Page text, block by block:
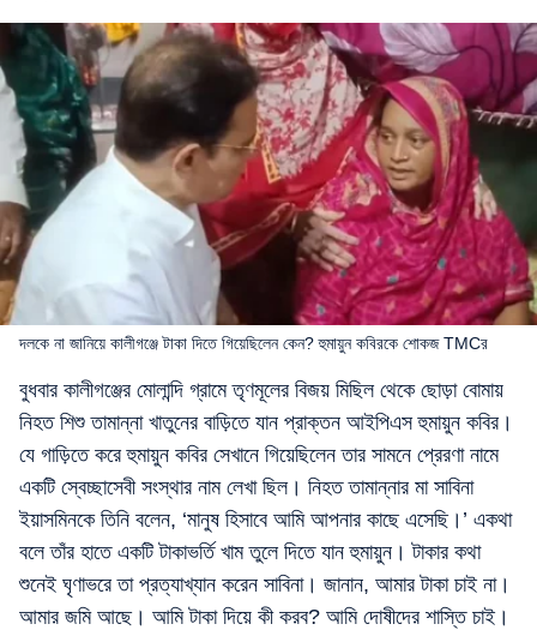
দলকে না জানিয়ে কালীগঞ্জে টাকা দিতে গিয়েছিলেন কেন? হুমায়ুন কবিরকে শোকজ TMCর
বুধবার কালীগঞ্জের মোলান্দি গ্রামে তৃণমূলের বিজয় মিছিল থেকে ছোড়া বোমায়
নিহত শিশু তামান্না খাতুনের বাড়িতে যান প্রাক্তন আইপিএস হুমায়ুন কবির।
যে গাড়িতে করে হুমায়ুন কবির সেখানে গিয়েছিলেন তার সামনে প্রেরণা নামে
একটি স্বেচ্ছাসেবী সংস্থার নাম লেখা ছিল। নিহত তামান্নার মা সাবিনা
ইয়াসমিনকে তিনি বলেন, ‘মানুষ হিসাবে আমি আপনার কাছে এসেছি।’ একথা
বলে তাঁর হাতে একটি টাকাভর্তি খাম তুলে দিতে যান হুমায়ুন। টাকার কথা
শুনেই ঘৃণাভরে তা প্রত্যাখ্যান করেন সাবিনা। জানান, আমার টাকা চাই না।
আমার জমি আছে। আমি টাকা দিয়ে কী করব? আমি দোষীদের শাস্তি চাই।